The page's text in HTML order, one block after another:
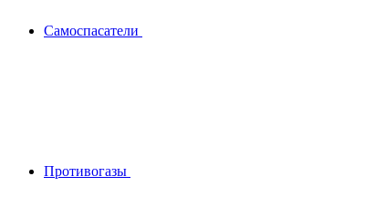
Самоспасатели
Противогазы